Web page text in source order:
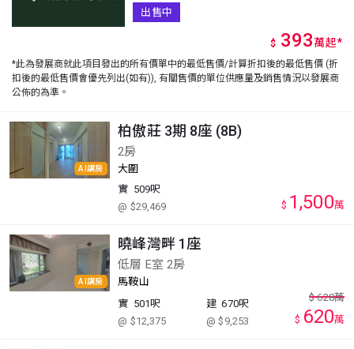
出售中
$ 393萬起*
*此為發展商就此項目發出的所有價單中的最低售價/計算折扣後的最低售價 (折
扣後的最低售價會優先列出(如有)), 有關售價的單位供應量及銷售情況以發展商
公佈的為準。
AI講房
柏傲莊 3期 8座 (8B)
2房
大圍
實 509呎
@ $29,469
$ 1,500萬
AI講房
曉峰灣畔 1座
低層 E室 2房
馬鞍山
實 501呎
@ $12,375
建 670呎
@ $9,253
$ 628萬
$ 620萬